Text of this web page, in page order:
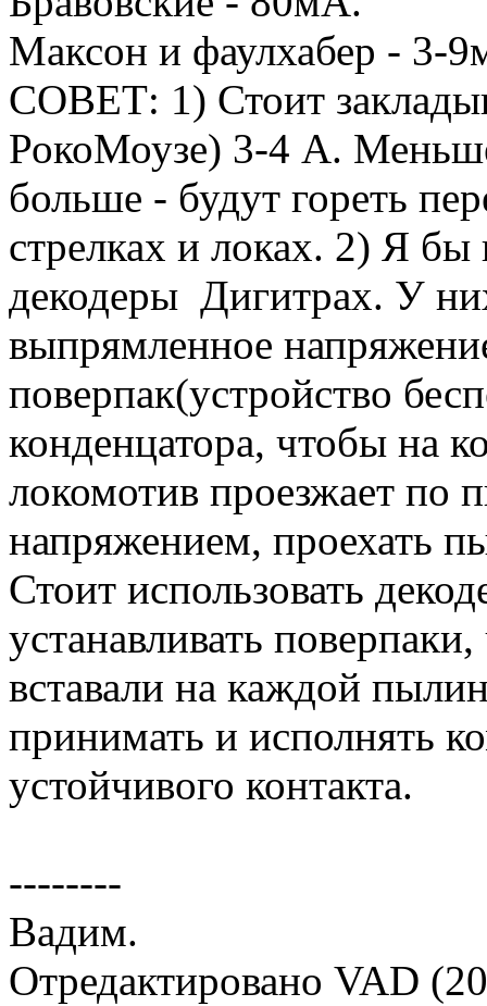
Максон и фаулхабер - 3-
СОВЕТ: 1) Стоит
РокоМоузе) 3-4 А.
больше - будут гореть
стрелках и локах. 2) Я бы
декодеры Дигитрах. У
выпрямленное
поверпак(устройство
конденцатора, чтобы на
локомотив проезжает по
напряжением, проехать
Стоит использовать
устанавливать
вставали на каждой
принимать и исполнять
устойчивого контакта.
--------
Вадим.
Отредактировано VAD